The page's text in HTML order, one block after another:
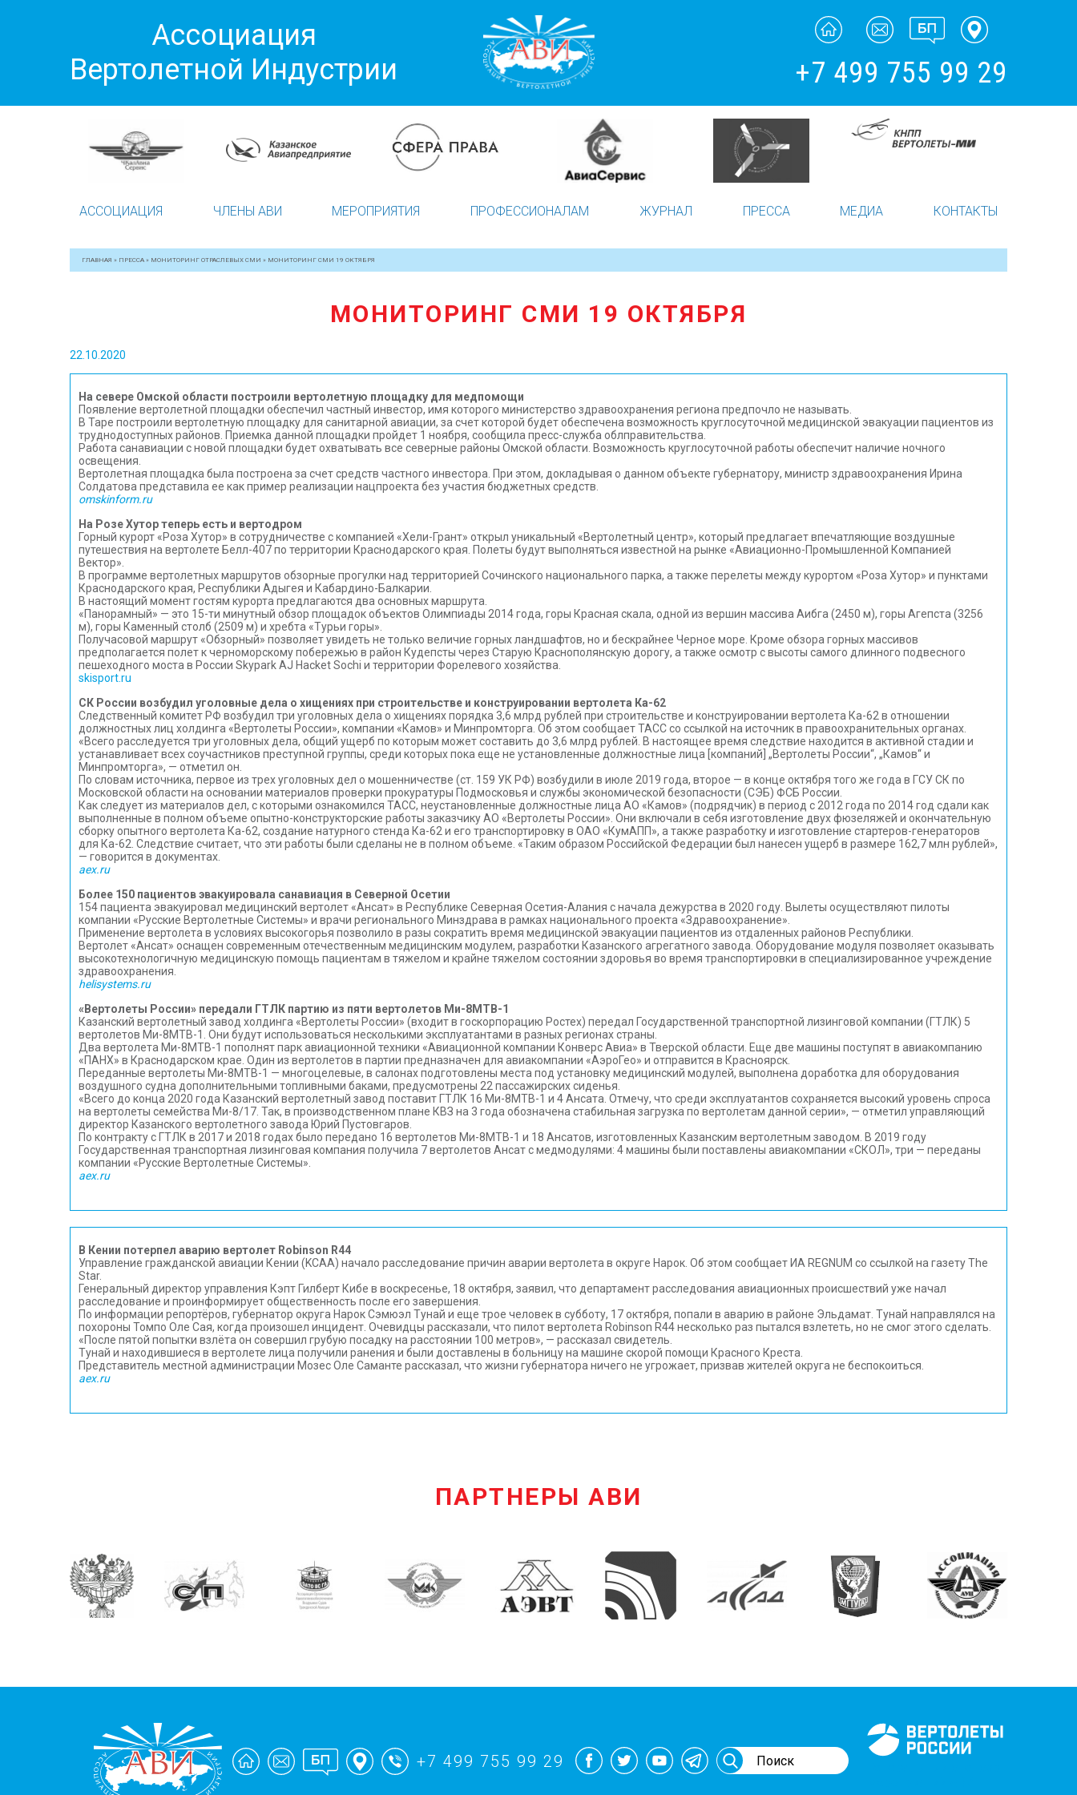
Ассоциация
Вертолетной Индустрии
+7 499 755 99 29
АССОЦИАЦИЯ ЧЛЕНЫ АВИ МЕРОПРИЯТИЯ ПРОФЕССИОНАЛАМ ЖУРНАЛ ПРЕССА МЕДИА КОНТАКТЫ
ГЛАВНАЯ » ПРЕССА » МОНИТОРИНГ ОТРАСЛЕВЫХ СМИ » МОНИТОРИНГ СМИ 19 ОКТЯБРЯ
МОНИТОРИНГ СМИ 19 ОКТЯБРЯ
22.10.2020
На севере Омской области построили вертолетную площадку для медпомощи
Появление вертолетной площадки обеспечил частный инвестор, имя которого министерство здравоохранения региона предпочло не называть.
В Таре построили вертолетную площадку для санитарной авиации, за счет которой будет обеспечена возможность круглосуточной медицинской эвакуации пациентов из
труднодоступных районов. Приемка данной площадки пройдет 1 ноября, сообщила пресс-служба облправительства.
Работа санавиации с новой площадки будет охватывать все северные районы Омской области. Возможность круглосуточной работы обеспечит наличие ночного
освещения.
Вертолетная площадка была построена за счет средств частного инвестора. При этом, докладывая о данном объекте губернатору, министр здравоохранения Ирина
Солдатова представила ее как пример реализации нацпроекта без участия бюджетных средств.
omskinform.ru
На Розе Хутор теперь есть и вертодром
Горный курорт «Роза Хутор» в сотрудничестве с компанией «Хели-Грант» открыл уникальный «Вертолетный центр», который предлагает впечатляющие воздушные
путешествия на вертолете Белл-407 по территории Краснодарского края. Полеты будут выполняться известной на рынке «Авиационно-Промышленной Компанией
Вектор».
В программе вертолетных маршрутов обзорные прогулки над территорией Сочинского национального парка, а также перелеты между курортом «Роза Хутор» и пунктами
Краснодарского края, Республики Адыгея и Кабардино-Балкарии.
В настоящий момент гостям курорта предлагаются два основных маршрута.
«Панорамный» — это 15-ти минутный обзор площадок объектов Олимпиады 2014 года, горы Красная скала, одной из вершин массива Аибга (2450 м), горы Агепста (3256
м), горы Каменный столб (2509 м) и хребта «Турьи горы».
Получасовой маршрут «Обзорный» позволяет увидеть не только величие горных ландшафтов, но и бескрайнее Черное море. Кроме обзора горных массивов
предполагается полет к черноморскому побережью в район Кудепсты через Старую Краснополянскую дорогу, а также осмотр с высоты самого длинного подвесного
пешеходного моста в России Skypark AJ Hacket Sochi и территории Форелевого хозяйства.
skisport.ru
СК России возбудил уголовные дела о хищениях при строительстве и конструировании вертолета Ка-62
Следственный комитет РФ возбудил три уголовных дела о хищениях порядка 3,6 млрд рублей при строительстве и конструировании вертолета Ка-62 в отношении
должностных лиц холдинга «Вертолеты России», компании «Камов» и Минпромторга. Об этом сообщает ТАСС со ссылкой на источник в правоохранительных органах.
«Всего расследуется три уголовных дела, общий ущерб по которым может составить до 3,6 млрд рублей. В настоящее время следствие находится в активной стадии и
устанавливает всех соучастников преступной группы, среди которых пока еще не установленные должностные лица [компаний] „Вертолеты России“, „Камов“ и
Минпромторга», — отметил он.
По словам источника, первое из трех уголовных дел о мошенничестве (ст. 159 УК РФ) возбудили в июле 2019 года, второе — в конце октября того же года в ГСУ СК по
Московской области на основании материалов проверки прокуратуры Подмосковья и службы экономической безопасности (СЭБ) ФСБ России.
Как следует из материалов дел, с которыми ознакомился ТАСС, неустановленные должностные лица АО «Камов» (подрядчик) в период с 2012 года по 2014 год сдали как
выполненные в полном объеме опытно-конструкторские работы заказчику АО «Вертолеты России». Они включали в себя изготовление двух фюзеляжей и окончательную
сборку опытного вертолета Ка-62, создание натурного стенда Ка-62 и его транспортировку в ОАО «КумАПП», а также разработку и изготовление стартеров-генераторов
для Ка-62. Следствие считает, что эти работы были сделаны не в полном объеме. «Таким образом Российской Федерации был нанесен ущерб в размере 162,7 млн рублей»,
— говорится в документах.
aex.ru
Более 150 пациентов эвакуировала санавиация в Северной Осетии
154 пациента эвакуировал медицинский вертолет «Ансат» в Республике Северная Осетия-Алания с начала дежурства в 2020 году. Вылеты осуществляют пилоты
компании «Русские Вертолетные Системы» и врачи регионального Минздрава в рамках национального проекта «Здравоохранение».
Применение вертолета в условиях высокогорья позволило в разы сократить время медицинской эвакуации пациентов из отдаленных районов Республики.
Вертолет «Ансат» оснащен современным отечественным медицинским модулем, разработки Казанского агрегатного завода. Оборудование модуля позволяет оказывать
высокотехнологичную медицинскую помощь пациентам в тяжелом и крайне тяжелом состоянии здоровья во время транспортировки в специализированное учреждение
здравоохранения.
helisystems.ru
«Вертолеты России» передали ГТЛК партию из пяти вертолетов Ми-8МТВ-1
Казанский вертолетный завод холдинга «Вертолеты России» (входит в госкорпорацию Ростех) передал Государственной транспортной лизинговой компании (ГТЛК) 5
вертолетов Ми-8МТВ-1. Они будут использоваться несколькими эксплуатантами в разных регионах страны.
Два вертолета Ми-8МТВ-1 пополнят парк авиационной техники «Авиационной компании Конверс Авиа» в Тверской области. Еще две машины поступят в авиакомпанию
«ПАНХ» в Краснодарском крае. Один из вертолетов в партии предназначен для авиакомпании «АэроГео» и отправится в Красноярск.
Переданные вертолеты Ми-8МТВ-1 — многоцелевые, в салонах подготовлены места под установку медицинский модулей, выполнена доработка для оборудования
воздушного судна дополнительными топливными баками, предусмотрены 22 пассажирских сиденья.
«Всего до конца 2020 года Казанский вертолетный завод поставит ГТЛК 16 Ми-8МТВ-1 и 4 Ансата. Отмечу, что среди эксплуатантов сохраняется высокий уровень спроса
на вертолеты семейства Ми-8/17. Так, в производственном плане КВЗ на 3 года обозначена стабильная загрузка по вертолетам данной серии», — отметил управляющий
директор Казанского вертолетного завода Юрий Пустовгаров.
По контракту с ГТЛК в 2017 и 2018 годах было передано 16 вертолетов Ми-8МТВ-1 и 18 Ансатов, изготовленных Казанским вертолетным заводом. В 2019 году
Государственная транспортная лизинговая компания получила 7 вертолетов Ансат с медмодулями: 4 машины были поставлены авиакомпании «СКОЛ», три — переданы
компании «Русские Вертолетные Системы».
aex.ru
В Кении потерпел аварию вертолет Robinson R44
Управление гражданской авиации Кении (KCAA) начало расследование причин аварии вертолета в округе Нарок. Об этом сообщает ИА REGNUM со ссылкой на газету The
Star.
Генеральный директор управления Кэпт Гилберт Кибе в воскресенье, 18 октября, заявил, что департамент расследования авиационных происшествий уже начал
расследование и проинформирует общественность после его завершения.
По информации репортёров, губернатор округа Нарок Сэмюэл Тунай и еще трое человек в субботу, 17 октября, попали в аварию в районе Эльдамат. Тунай направлялся на
похороны Томпо Оле Сая, когда произошел инцидент. Очевидцы рассказали, что пилот вертолета Robinson R44 несколько раз пытался взлететь, но не смог этого сделать.
«После пятой попытки взлёта он совершил грубую посадку на расстоянии 100 метров», — рассказал свидетель.
Тунай и находившиеся в вертолете лица получили ранения и были доставлены в больницу на машине скорой помощи Красного Креста.
Представитель местной администрации Мозес Оле Саманте рассказал, что жизни губернатора ничего не угрожает, призвав жителей округа не беспокоиться.
aex.ru
ПАРТНЕРЫ АВИ
+7 499 755 99 29